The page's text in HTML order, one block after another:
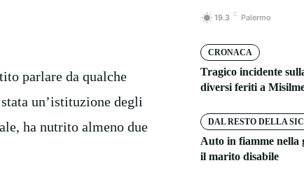
parlare da qualche
un’istituzione degli
ha nutrito almeno due
19.3 C Palermo
CRONACA
Tragico incidente
diversi feriti a
DAL RESTO DELLA
Auto in fiamme nella
il marito disabile